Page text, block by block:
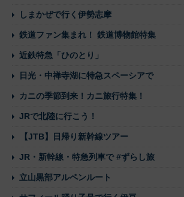
しまかぜで行く伊勢志摩
鉄道ファン集まれ！ 鉄道博物館特集
近鉄特急「ひのとり」
日光・中禅寺湖に特急スペーシアで
カニの季節到来！カニ旅行特集！
JRで北陸に行こう！
【JTB】日帰り新幹線ツアー
JR・新幹線・特急列車で #ずらし旅
立山黒部アルペンルート